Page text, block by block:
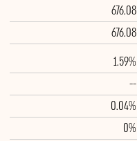
676.08
676.08
1.59%
--
0.04%
0%